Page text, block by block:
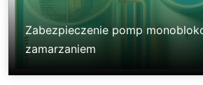
Zabezpieczenie pomp
zamarzaniem